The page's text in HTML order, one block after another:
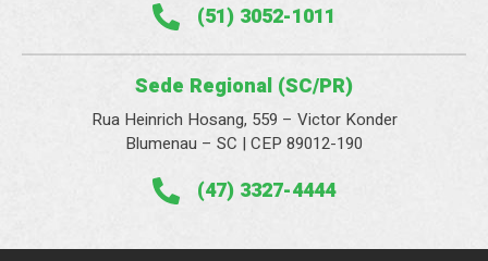
(51) 3052-1011
Sede Regional (SC/PR)
Rua Heinrich Hosang, 559 – Victor Konder
Blumenau – SC | CEP 89012-190
(47) 3327-4444